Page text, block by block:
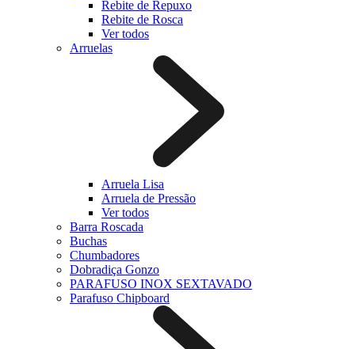
Rebite de Repuxo
Rebite de Rosca
Ver todos
Arruelas
Arruela Lisa
Arruela de Pressão
Ver todos
Barra Roscada
Buchas
Chumbadores
Dobradiça Gonzo
PARAFUSO INOX SEXTAVADO
Parafuso Chipboard